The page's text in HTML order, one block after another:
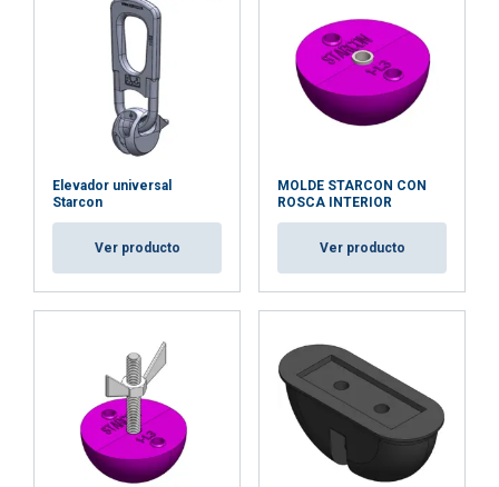
Elevador universal
Starcon
Ver producto
MOLDE STARCON CON
ROSCA INTERIOR
Ver producto